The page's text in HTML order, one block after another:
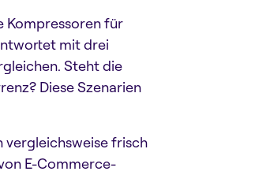
Kompressoren für
mit drei
Steht die
Diese Szenarien
vergleichsweise frisch
E-Commerce-